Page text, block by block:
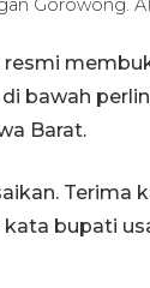
Gorowong.
resmi
bawah
Barat.
Terima
bupati